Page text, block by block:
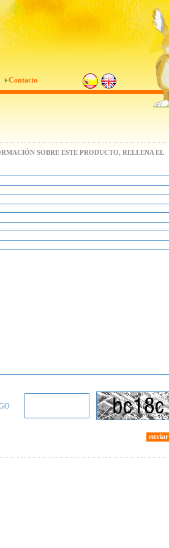
Contacto
SOBRE ESTE PRODUCTO, RELLENA EL
enviar